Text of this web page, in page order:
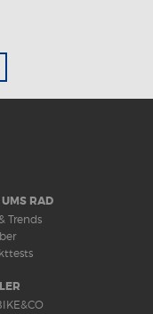
RAD
Trends